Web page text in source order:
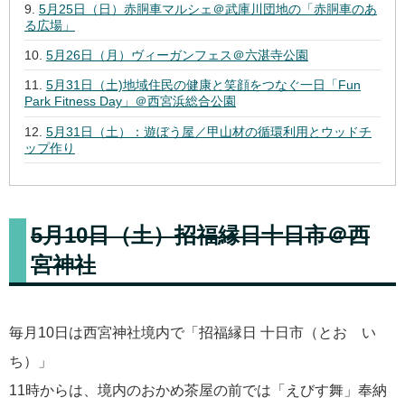
5月25日（日）赤胴車マルシェ＠武庫川団地の「赤胴車のあ
る広場」
5月26日（月）ヴィーガンフェス＠六湛寺公園
5月31日（土)地域住民の健康と笑顔をつなぐ一日「Fun
Park Fitness Day」＠西宮浜総合公園
5月31日（土）：遊ぼう屋／甲山材の循環利用とウッドチ
ップ作り
5月10日（土）招福縁日十日市＠西
宮神社
毎月10日は西宮神社境内で「招福縁日 十日市（とお い
ち）」
11時からは、境内のおかめ茶屋の前では「えびす舞」奉納